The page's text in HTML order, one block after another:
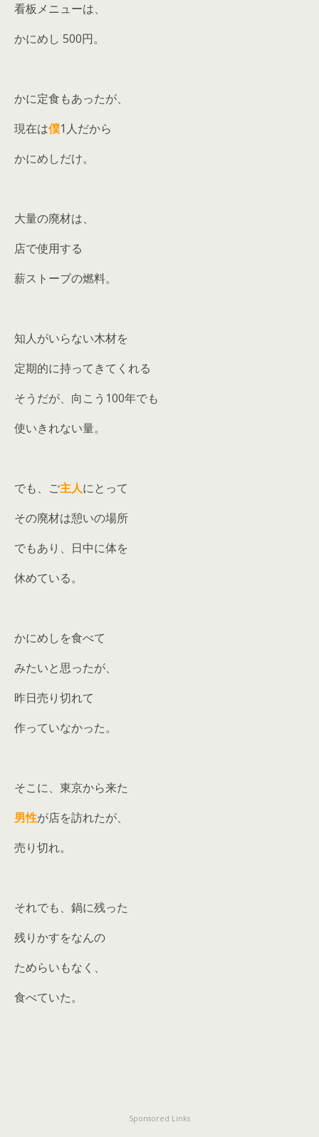
看板メニューは、
かにめし 500円。
かに定食もあったが、
現在は僕1人だから
かにめしだけ。
大量の廃材は、
店で使用する
薪ストーブの燃料。
知人がいらない木材を
定期的に持ってきてくれる
そうだが、向こう100年でも
使いきれない量。
でも、ご主人にとって
その廃材は憩いの場所
でもあり、日中に体を
休めている。
かにめしを食べて
みたいと思ったが、
昨日売り切れて
作っていなかった。
そこに、東京から来た
男性が店を訪れたが、
売り切れ。
それでも、鍋に残った
残りかすをなんの
ためらいもなく、
食べていた。
Sponsored Links